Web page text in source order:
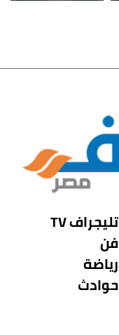
تليجراف TV
فن
رياضة
حوادث